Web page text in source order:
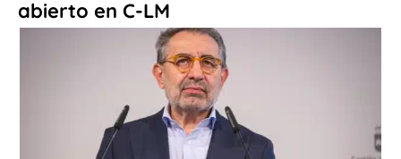
abierto en C-LM